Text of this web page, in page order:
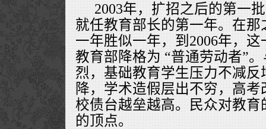
2003年，扩招之后的第一
就任教育部长的第一年。在
一年胜似一年，到2006年，
教育部降格为 “普通劳动者”
烈，基础教育学生压力不减
降，学术造假层出不穷，高
校债台越垒越高。民众对教
的顶点。